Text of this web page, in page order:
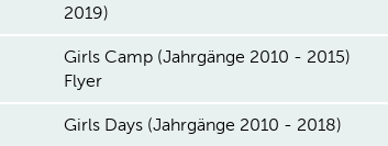
2019)
Girls Camp (Jahrgänge 2010 - 2015)
Flyer
Girls Days (Jahrgänge 2010 - 2018)